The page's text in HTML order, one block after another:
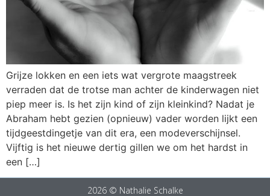
Grijze lokken en een iets wat vergrote maagstreek
verraden dat de trotse man achter de kinderwagen niet
piep meer is. Is het zijn kind of zijn kleinkind? Nadat je
Abraham hebt gezien (opnieuw) vader worden lijkt een
tijdgeestdingetje van dit era, een modeverschijnsel.
Vijftig is het nieuwe dertig gillen we om het hardst in
een […]
2026 © Nathalie Schalke